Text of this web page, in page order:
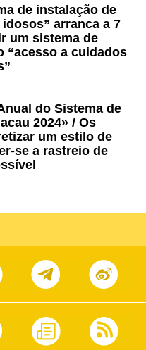
de instalação de
arranca a 7
um sistema de
“acesso a cuidados
do Sistema de
2024» / Os
um estilo de
se a rastreio de